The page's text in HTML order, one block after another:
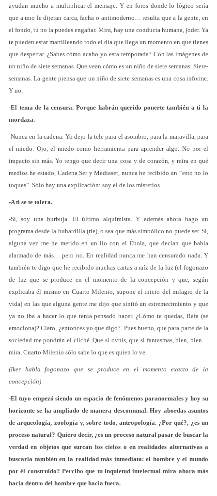
ayudan mucho a multiplicar el mensaje. Y en foros donde lo lógico sería
que a uno le dijeran carca, facha o antimoderno… resulta que a la gente, en
el fondo, tú no la puedes engañar. Mira, hay una conducta humana, joder. Ya
te pueden estar martilleando todo el día que llega un momento en que tienes
que despertar. ¿Sabes cómo acabo yo esta temporada? Con las imágenes de
un niño de siete semanas. Que vean cómo es un niño de siete semanas. Siete-
semanas. La gente piensa que un niño de siete semanas es una cosa informe.
Y no.
-El tema de la censura. Porque habrán querido ponerte también a ti la
mordaza.
-Nunca en la cadena. Yo dejo la tele para el asombro, para la maravilla, para
el miedo. Ojo, el miedo como herramienta para aprender algo. No por el
impacto sin más. Yo tengo que decir una cosa y de corazón, y mira en qué
medios he estado, Cadena Ser y Mediaset, nunca he recibido un “esto no lo
toques”. Sólo hay una explicación: soy el de los misterios.
-A ti se te tolera.
-Sí, soy una burbuja. El último alquimista. Y además ahora hago un
programa desde la buhardilla (ríe), o sea que más simbólico no puede ser. Sí,
alguna vez me he metido en un lío con el Ébola, que decían que había
alarmado de más… pero no. En realidad nunca me han censurado nada. Y
también te digo que he recibido muchas cartas a raíz de la luz (el fogonazo
de luz que se produce en el momento de la concepción y que, según
explicaba él mismo en Cuarto Milenio, supone el inicio del milagro de la
vida) en las que alguna gente me dijo que sintió un estremecimiento y que
ya no iba a hacer lo que tenía pensado hacer. ¿Cómo te quedas, Rafa (se
emociona)? Claro, ¿entonces yo que digo?. Pues bueno, que para parte de la
sociedad me pondrán el cliché. Que si ovnis, que si fantasmas, bien, bien…
mira, Cuarto Milenio sólo sabe lo que es quien lo ve.
(Iker habla fogonazo que se produce en el momento exacto de la
concepción)
-El tuyo empezó siendo un espacio de fenómenos paranormales y hoy su
horizonte se ha ampliado de manera descomunal. Hoy abordas asuntos
de arqueología, zoología y, sobre todo, antropología. ¿Por qué?, ¿es un
proceso natural? Quiero decir, ¿es un proceso natural pasar de buscar la
verdad en objetos que surcan los cielos o en realidades alternativas a
buscarla también en la realidad más inmediata: el hombre y el mundo
por él construido? Percibo que tu inquietud intelectual mira ahora más
hacia dentro del hombre que hacia fuera.